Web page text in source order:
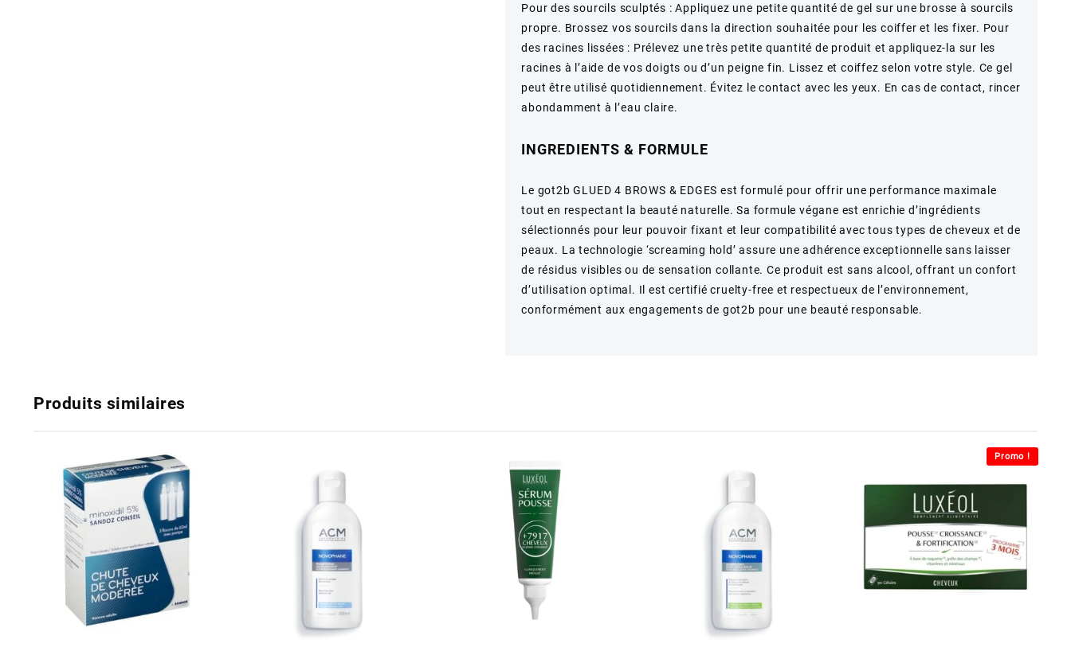
Pour des sourcils sculptés : Appliquez une petite quantité de gel sur une brosse à sourcils
propre. Brossez vos sourcils dans la direction souhaitée pour les coiffer et les fixer. Pour
des racines lissées : Prélevez une très petite quantité de produit et appliquez-la sur les
racines à l’aide de vos doigts ou d’un peigne fin. Lissez et coiffez selon votre style. Ce gel
peut être utilisé quotidiennement. Évitez le contact avec les yeux. En cas de contact, rincer
abondamment à l’eau claire.
INGREDIENTS & FORMULE
Le got2b GLUED 4 BROWS & EDGES est formulé pour offrir une performance maximale
tout en respectant la beauté naturelle. Sa formule végane est enrichie d’ingrédients
sélectionnés pour leur pouvoir fixant et leur compatibilité avec tous types de cheveux et de
peaux. La technologie ‘screaming hold’ assure une adhérence exceptionnelle sans laisser
de résidus visibles ou de sensation collante. Ce produit est sans alcool, offrant un confort
d’utilisation optimal. Il est certifié cruelty-free et respectueux de l’environnement,
conformément aux engagements de got2b pour une beauté responsable.
Produits similaires
Promo !